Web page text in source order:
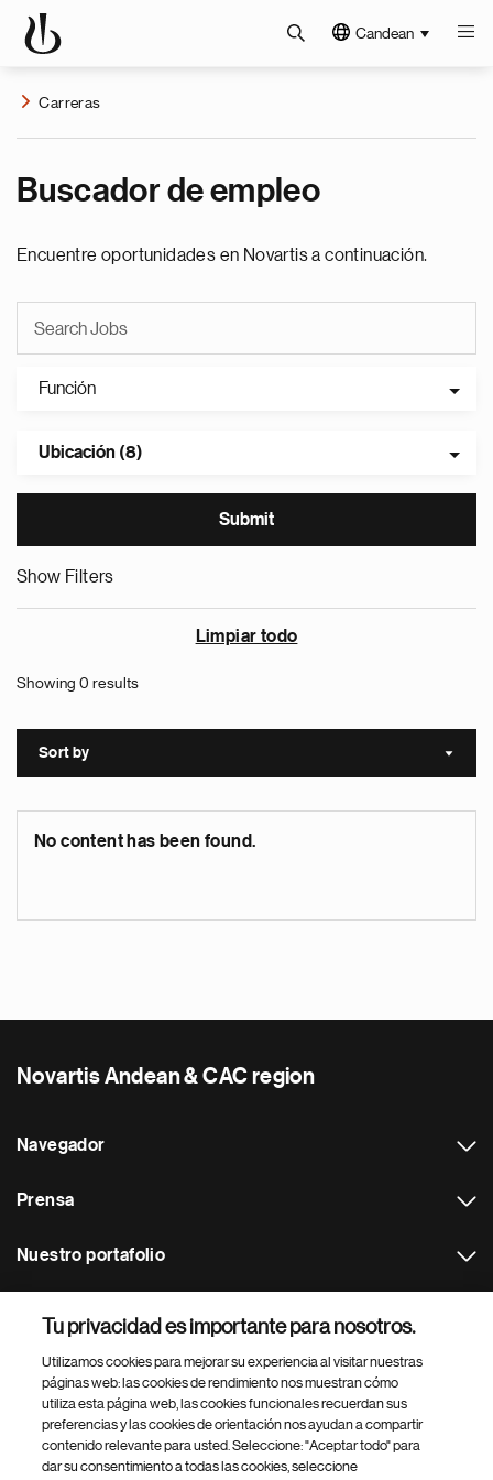
Candean
Carreras
Buscador de empleo
Encuentre oportunidades en Novartis a continuación.
Función
Ubicación (8)
Show Filters
Limpiar todo
Showing 0 results
Sort by Sort
No content has been found.
Novartis Andean & CAC region
Navegador
Prensa
Nuestro portafolio
Footer Site Search
Tu privacidad es importante para nosotros.
Utilizamos cookies para mejorar su experiencia al visitar nuestras
páginas web: las cookies de rendimiento nos muestran cómo
utiliza esta página web, las cookies funcionales recuerdan sus
preferencias y las cookies de orientación nos ayudan a compartir
contenido relevante para usted. Seleccione: "Aceptar todo" para
dar su consentimiento a todas las cookies, seleccione